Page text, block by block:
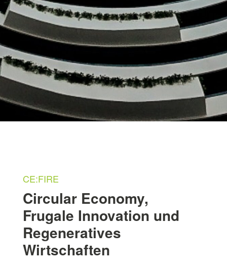
CE:FIRE
Circular Economy,
Frugale Innovation und
Regeneratives
Wirtschaften